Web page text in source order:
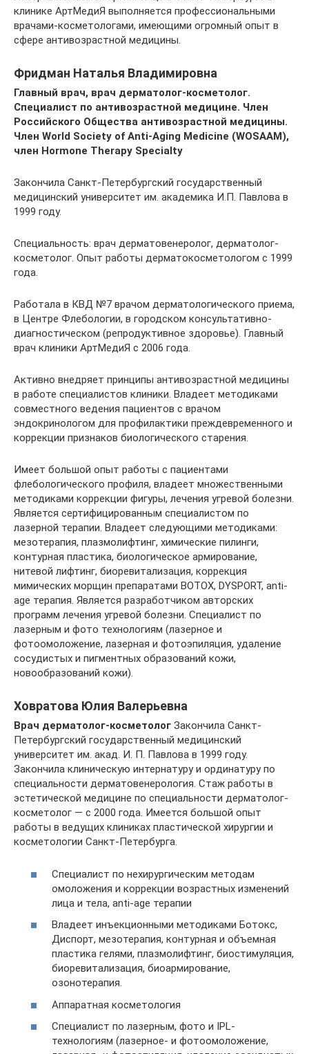
клинике АртМедиЯ выполняется профессиональными
врачами-косметологами, имеющими огромный опыт в
сфере антивозрастной медицины.
Фридман Наталья Владимировна
Главный врач, врач дерматолог-косметолог.
Специалист по антивозрастной медицине. Член
Российского Общества антивозрастной медицины.
Член World Society of Anti-Aging Medicine (WOSAAM),
член Hormone Therapy Specialty
Закончила Санкт-Петербургский государственный
медицинский университет им. академика И.П. Павлова в
1999 году.
Специальность: врач дерматовенеролог, дерматолог-
косметолог. Опыт работы дерматокосметологом с 1999
года.
Работала в КВД №7 врачом дерматологического приема,
в Центре Флебологии, в городском консультативно-
диагностическом (репродуктивное здоровье). Главный
врач клиники АртМедиЯ с 2006 года.
Активно внедряет принципы антивозрастной медицины
в работе специалистов клиники. Владеет методиками
совместного ведения пациентов с врачом
эндокринологом для профилактики преждевременного и
коррекции признаков биологического старения.
Имеет большой опыт работы с пациентами
флебологического профиля, владеет множественными
методиками коррекции фигуры, лечения угревой болезни.
Является сертифицированным специалистом по
лазерной терапии. Владеет следующими методиками:
мезотерапия, плазмолифтинг, химические пилинги,
контурная пластика, биологическое армирование,
нитевой лифтинг, биоревитализация, коррекция
мимических морщин препаратами BOTOХ, DYSPORT, anti-
age терапия. Является разработчиком авторских
программ лечения угревой болезни. Специалист по
лазерным и фото технологиям (лазерное и
фотоомоложение, лазерная и фотоэпиляция, удаление
сосудистых и пигментных образований кожи,
новообразований кожи).
Ховратова Юлия Валерьевна
Врач дерматолог-косметолог Закончила Санкт-
Петербургский государственный медицинский
университет им. акад. И. П. Павлова в 1999 году.
Закончила клиническую интернатуру и ординатуру по
специальности дерматовенерология. Стаж работы в
эстетической медицине по специальности дерматолог-
косметолог — с 2000 года. Имеется большой опыт
работы в ведущих клиниках пластической хирургии и
косметологии Санкт-Петербурга.
Специалист по нехирургическим методам
омоложения и коррекции возрастных изменений
лица и тела, anti-age терапии
Владеет инъекционными методиками Ботокс,
Диспорт, мезотерапия, контурная и объемная
пластика гелями, плазмолифтинг, биостимуляция,
биоревитализация, биоармирование,
озонотерапия.
Аппаратная косметология
Специалист по лазерным, фото и IPL-
технологиям (лазерное- и фотоомоложение,